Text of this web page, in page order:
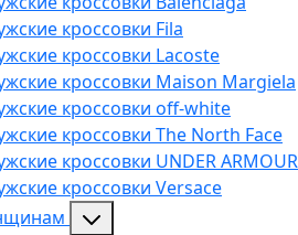
кроссовки Fila
кроссовки Lacoste
кроссовки Maison Margiela
кроссовки off-white
кроссовки The North Face
кроссовки UNDER ARMOUR
кроссовки Versace